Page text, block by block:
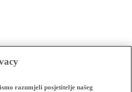
razumjeli posjetitelje našeg